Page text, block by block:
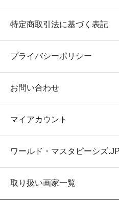
特定商取引法に基づく表記
プライバシーポリシー
お問い合わせ
マイアカウント
ワールド・マスタピーシズ
取り扱い画家一覧